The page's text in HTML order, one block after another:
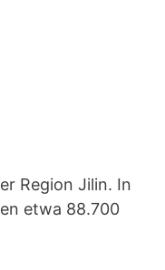
Region Jilin. In
etwa 88.700